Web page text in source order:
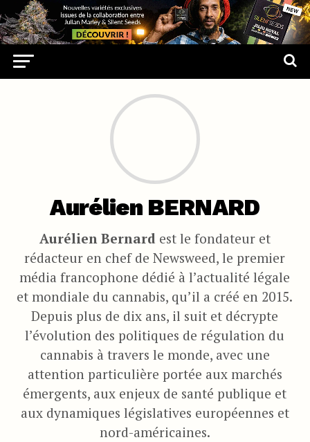
Aurélien BERNARD
Aurélien Bernard est le fondateur et
rédacteur en chef de Newsweed, le premier
média francophone dédié à l’actualité légale
et mondiale du cannabis, qu’il a créé en 2015.
Depuis plus de dix ans, il suit et décrypte
l’évolution des politiques de régulation du
cannabis à travers le monde, avec une
attention particulière portée aux marchés
émergents, aux enjeux de santé publique et
aux dynamiques législatives européennes et
nord-américaines.